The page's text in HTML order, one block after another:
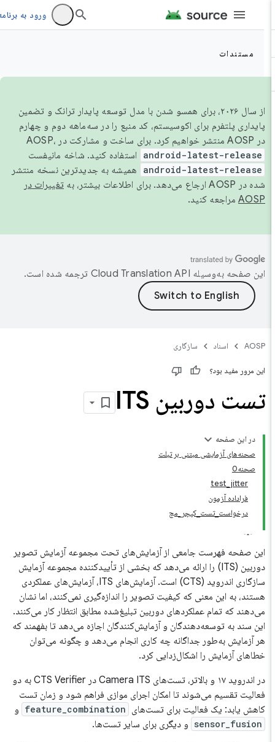
ورود به برنامه
مستندات
از سال ۲۰۲۶، برای همسو شدن با مدل توسعه پایدار ترانک و تضمین
پایداری پلتفرم برای اکوسیستم، کد منبع را در سه‌ماهه دوم و چهارم
در AOSP منتشر خواهیم کرد. برای ساخت و مشارکت در AOSP،
android-latest-release استفاده کنید. شاخه مانیفست
android-latest-release همیشه به جدیدترین نسخه منتشر
شده در AOSP ارجاع می‌دهد. برای اطلاعات بیشتر، به
تغییرات در
AOSPمراجعه کنید.
این صفحه به‌وسیله
‏Cloud Translation API‏ ترجمه شده است.
AOSP اسناد سازگاری
این مرور مفید بود؟
تست دوربین ITS
در این صفحه
صحنه‌های آزمایشی مبتنی بر تبلت
صحنه0
test_jitter
فراداده آزمون
درخواست_تست_کپچر_مچ
این صفحه فهرست جامعی از آزمایش‌های تحت مجموعه آزمایش تصویر
دوربین (ITS) را ارائه می‌دهد که بخشی از تأییدکننده مجموعه آزمایش
سازگاری اندروید (CTS) است. آزمایش‌های ITS، آزمایش‌های عملکردی
هستند، به این معنی که کیفیت تصویر را اندازه‌گیری نمی‌کنند، اما نشان
می‌دهند که تمام عملکردهای دوربین تبلیغ‌شده مطابق انتظار کار می‌کنند.
این سند به توسعه‌دهندگان و آزمایش‌کنندگان اجازه می‌دهد تا بفهمند که
هر آزمایش به‌طور جداگانه چه کاری انجام می‌دهد و چگونه می‌توان
خطاهای آزمایش را اشکال‌زدایی کرد.
در اندروید ۱۷ و بالاتر، تست‌های Camera ITS در CTS Verifier به دو
فعالیت تقسیم می‌شوند تا امکان اجرای موازی فراهم شود و زمان تست
کاهش یابد: یک فعالیت برای تست‌های
feature_combination و
sensor_fusion و دیگری برای سایر تست‌ها.